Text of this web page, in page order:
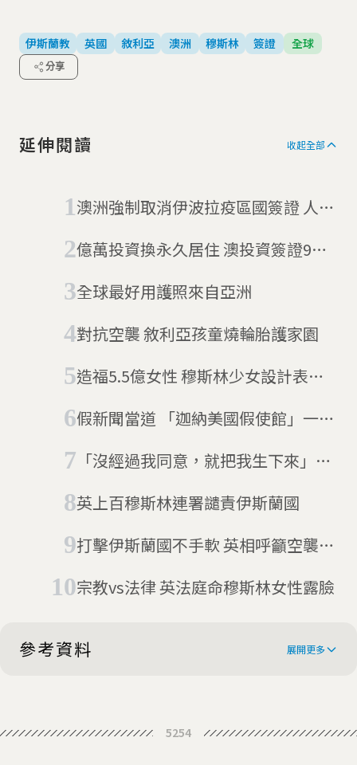
伊斯蘭教 英國 敘利亞 澳洲 穆斯林 簽證 全球
分享
延伸閱讀 收起全部
澳洲強制取消伊波拉疫區國簽證 人權
億萬投資換永久居住 澳投資簽證9成
全球最好用護照來自亞洲
對抗空襲 敘利亞孩童燒輪胎護家園
造福5.5億女性 穆斯林少女設計表情
假新聞當道 「迦納美國假使館」一事
「沒經過我同意，就把我生下來」印
英上百穆斯林連署譴責伊斯蘭國
打擊伊斯蘭國不手軟 英相呼籲空襲敘
宗教vs法律 英法庭命穆斯林女性露臉
參考資料 展開更多
visa revoked without explanation
5254